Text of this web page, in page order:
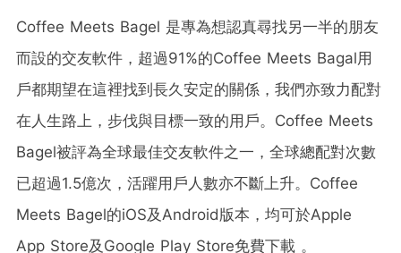
Coffee Meets Bagel 是專為想認真尋找另一半的朋友
而設的交友軟件，超過91%的Coffee Meets Bagal用
戶都期望在這裡找到長久安定的關係，我們亦致力配對
在人生路上，步伐與目標一致的用戶。Coffee Meets
Bagel被評為全球最佳交友軟件之一，全球總配對次數
已超過1.5億次，活躍用戶人數亦不斷上升。Coffee
Meets Bagel的iOS及Android版本，均可於Apple
App Store及Google Play Store免費下載 。